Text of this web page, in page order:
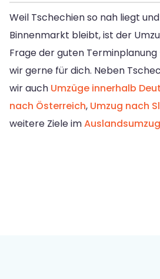
Weil Tschechien so nah liegt
Binnenmarkt bleibt, ist der
Frage der guten
wir gerne für dich. Neben
wir auch Umzüge innerhalb
nach Österreich, Umzug nach
weitere Ziele imAuslandsumzug